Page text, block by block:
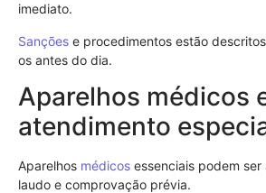
imediato.
Sanções e procedimentos estão
os antes do dia.
Aparelhos médicos
atendimento
Aparelhos médicos essenciais podem
laudo e comprovação prévia.